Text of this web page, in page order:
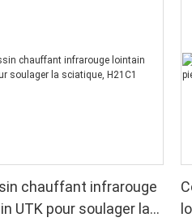
chauffant infrarouge
UTK pour soulager la